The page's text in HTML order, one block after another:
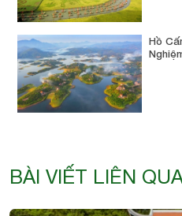
Hồ
BÀI VIẾT LIÊN